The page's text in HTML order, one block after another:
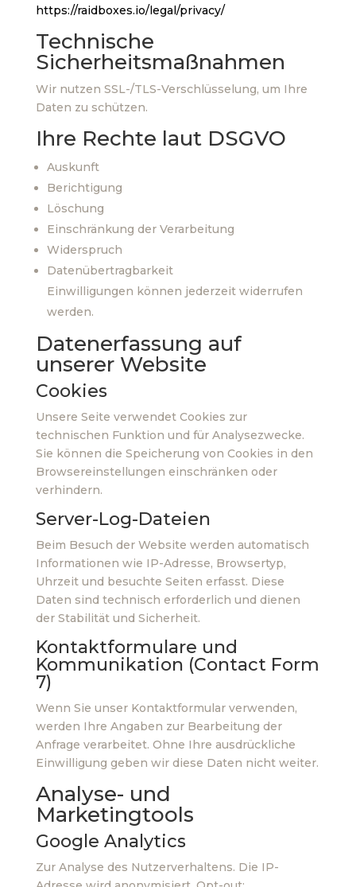
https://raidboxes.io/legal/privacy/
Technische
Sicherheitsmaßnahmen
Wir nutzen SSL-/TLS-Verschlüsselung, um Ihre
Daten zu schützen.
Ihre Rechte laut DSGVO
Auskunft
Berichtigung
Löschung
Einschränkung der Verarbeitung
Widerspruch
Datenübertragbarkeit
Einwilligungen können jederzeit widerrufen
werden.
Datenerfassung auf
unserer Website
Cookies
Unsere Seite verwendet Cookies zur
technischen Funktion und für Analysezwecke.
Sie können die Speicherung von Cookies in den
Browsereinstellungen einschränken oder
verhindern.
Server-Log-Dateien
Beim Besuch der Website werden automatisch
Informationen wie IP-Adresse, Browsertyp,
Uhrzeit und besuchte Seiten erfasst. Diese
Daten sind technisch erforderlich und dienen
der Stabilität und Sicherheit.
Kontaktformulare und
Kommunikation (Contact Form
7)
Wenn Sie unser Kontaktformular verwenden,
werden Ihre Angaben zur Bearbeitung der
Anfrage verarbeitet. Ohne Ihre ausdrückliche
Einwilligung geben wir diese Daten nicht weiter.
Analyse- und
Marketingtools
Google Analytics
Zur Analyse des Nutzerverhaltens. Die IP-